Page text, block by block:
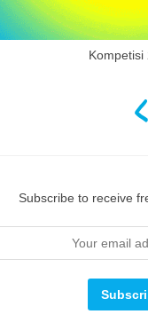
Kompetisi
Subscribe to receive